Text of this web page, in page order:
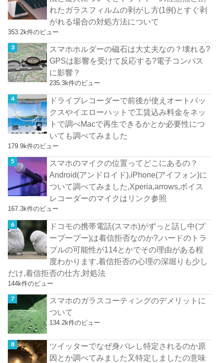
れたガラスフィルムの剥がし方(1例)とすぐ剥
がれる場合の対処方法について
353.2k件のビュー
スマホホルダーの磁石は大丈夫なの？壊れる?
GPSは影響を受けて反応する?電子コンパス
に影響？
235.3k件のビュー
ドライブレコーダーで前後が使えオートバッ
クスやイエローハットで工賃込み料金をネッ
トで調べMacで再生できるかとか必要性につ
いても調べてみました
179.9k件のビュー
スマホのマイクの位置ってどこにあるの？
Android(アンドロイド),iPhone(アイフォン)に
ついて調べてみました,Xperia,arrows,ボイス
レコーダーのマイクはリンク参照
167.3k件のビュー
ドコモの携帯電話(スマホ)がずっと話し中(プ
ープープー)は着信拒否なのか?,ハードのトラ
ブルの可能性が114とかでその理由がある程
度わかります,着信拒否の心理の深堀りも少し
だけ,着信拒否の仕方,対処法
144k件のビュー
スマホのガラスコーティングのデメリットに
ついて
134.2k件のビュー
ツイッターでなぜ身バレし特定されるのか原
因とか調べてみました又特定しましたの意味